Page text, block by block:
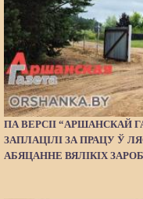
ПА ВЕРСІІ “АРШАНСКАЙ
ЗАПЛАЦІЛІ ЗА ПРАЦУ Ў
АБЯЦАННЕ ВЯЛІКІХ